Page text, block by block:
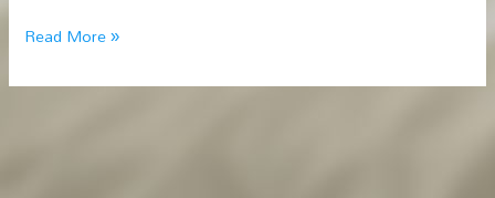
Cavalerul
si
Read More »